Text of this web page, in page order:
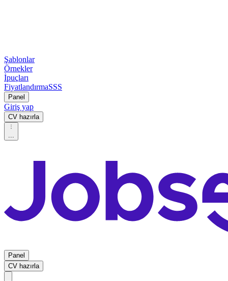
Şablonlar
Örnekler
İpuçları
FiyatlandırmaSSS
Panel
Giriş yap
CV hazırla
...
Panel
CV hazırla